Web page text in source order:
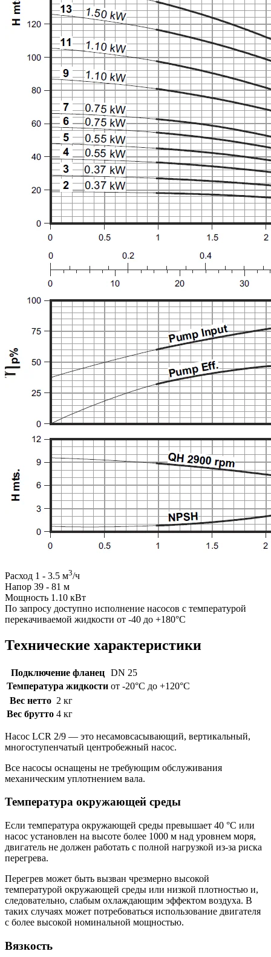
Расход 1 - 3.5 м3/ч
Напор 39 - 81 м
Мощность 1.10 кВт
По запросу доступно исполнение насосов с температурой
перекачиваемой жидкости от -40 до +180°C
Технические характеристики
Подключение фланец
DN 25
Температура жидкости от -20°C до +120°C
Вес нетто 2 кг
Вес брутто 4 кг
Насос LCR 2/9 — это несамовсасывающий, вертикальный,
многоступенчатый центробежный насос.
Все насосы оснащены не требующим обслуживания
механическим уплотнением вала.
Температура окружающей среды
Если температура окружающей среды превышает 40 °C или
насос установлен на высоте более 1000 м над уровнем моря,
двигатель не должен работать с полной нагрузкой из-за риска
перегрева.
Перегрев может быть вызван чрезмерно высокой
температурой окружающей среды или низкой плотностью и,
следовательно, слабым охлаждающим эффектом воздуха. В
таких случаях может потребоваться использование двигателя
с более высокой номинальной мощностью.
Вязкость